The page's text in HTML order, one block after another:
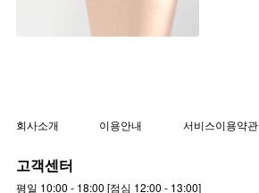
회사소개 이용안내 서비스이용약관
고객센터
평일 10:00 - 18:00 [점심 12:00 - 13:00]